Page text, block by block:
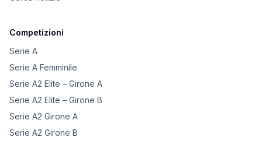
Competizioni
Serie A
Serie A Femminile
Serie A2 Elite – Girone A
Serie A2 Elite – Girone B
Serie A2 Girone A
Serie A2 Girone B